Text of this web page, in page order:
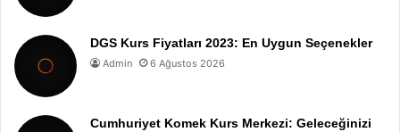
DGS Kurs Fiyatları 2023: En Uygun Seçenekler
Admin 6 Ağustos 2026
Cumhuriyet Komek Kurs Merkezi: Geleceğinizi